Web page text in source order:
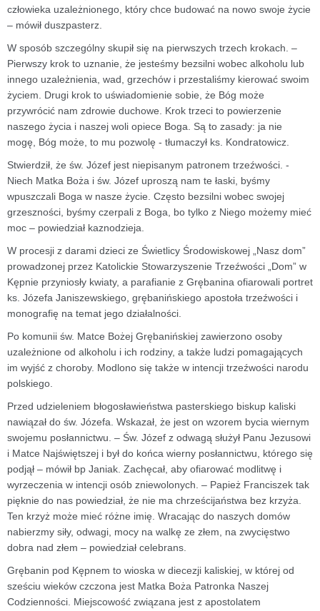
człowieka uzależnionego, który chce budować na nowo swoje życie
– mówił duszpasterz.
W sposób szczególny skupił się na pierwszych trzech krokach. –
Pierwszy krok to uznanie, że jesteśmy bezsilni wobec alkoholu lub
innego uzależnienia, wad, grzechów i przestaliśmy kierować swoim
życiem. Drugi krok to uświadomienie sobie, że Bóg może
przywrócić nam zdrowie duchowe. Krok trzeci to powierzenie
naszego życia i naszej woli opiece Boga. Są to zasady: ja nie
mogę, Bóg może, to mu pozwolę - tłumaczył ks. Kondratowicz.
Stwierdził, że św. Józef jest niepisanym patronem trzeźwości. -
Niech Matka Boża i św. Józef uproszą nam te łaski, byśmy
wpuszczali Boga w nasze życie. Często bezsilni wobec swojej
grzeszności, byśmy czerpali z Boga, bo tylko z Niego możemy mieć
moc – powiedział kaznodzieja.
W procesji z darami dzieci ze Świetlicy Środowiskowej „Nasz dom”
prowadzonej przez Katolickie Stowarzyszenie Trzeźwości „Dom” w
Kępnie przyniosły kwiaty, a parafianie z Grębanina ofiarowali portret
ks. Józefa Janiszewskiego, grębanińskiego apostoła trzeźwości i
monografię na temat jego działalności.
Po komunii św. Matce Bożej Grębanińskiej zawierzono osoby
uzależnione od alkoholu i ich rodziny, a także ludzi pomagających
im wyjść z choroby. Modlono się także w intencji trzeźwości narodu
polskiego.
Przed udzieleniem błogosławieństwa pasterskiego biskup kaliski
nawiązał do św. Józefa. Wskazał, że jest on wzorem bycia wiernym
swojemu posłannictwu. – Św. Józef z odwagą służył Panu Jezusowi
i Matce Najświętszej i był do końca wierny posłannictwu, którego się
podjął – mówił bp Janiak. Zachęcał, aby ofiarować modlitwę i
wyrzeczenia w intencji osób zniewolonych. – Papież Franciszek tak
pięknie do nas powiedział, że nie ma chrześcijaństwa bez krzyża.
Ten krzyż może mieć różne imię. Wracając do naszych domów
nabierzmy siły, odwagi, mocy na walkę ze złem, na zwycięstwo
dobra nad złem – powiedział celebrans.
Grębanin pod Kępnem to wioska w diecezji kaliskiej, w której od
sześciu wieków czczona jest Matka Boża Patronka Naszej
Codzienności. Miejscowość związana jest z apostolatem